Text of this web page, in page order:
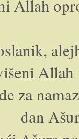
Allah
za
dan